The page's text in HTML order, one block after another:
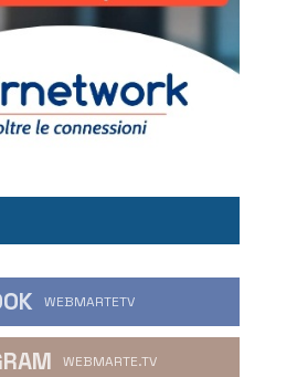
WEBMARTETV
WEBMARTE.TV